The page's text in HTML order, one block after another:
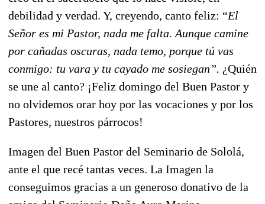
debilidad y verdad. Y, creyendo, canto feliz: “El
Señor es mi Pastor, nada me falta. Aunque camine
por cañadas oscuras, nada temo, porque tú vas
conmigo: tu vara y tu cayado me sosiegan”. ¿Quién
se une al canto? ¡Feliz domingo del Buen Pastor y
no olvidemos orar hoy por las vocaciones y por los
Pastores, nuestros párrocos!
Imagen del Buen Pastor del Seminario de Sololá,
ante el que recé tantas veces. La Imagen la
conseguimos gracias a un generoso donativo de la